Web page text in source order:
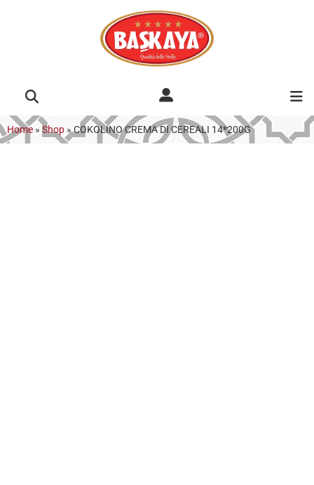
Home » Shop »COKOLINO CREMA DI CEREALI 14*200G